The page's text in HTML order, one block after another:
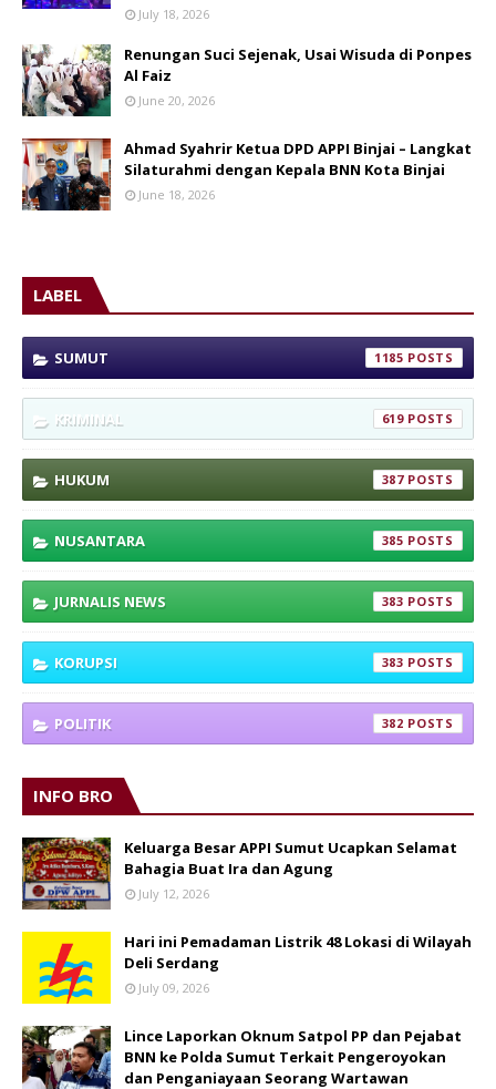
July 18, 2026
Renungan Suci Sejenak, Usai Wisuda di Ponpes
Al Faiz
June 20, 2026
Ahmad Syahrir Ketua DPD APPI Binjai – Langkat
Silaturahmi dengan Kepala BNN Kota Binjai
June 18, 2026
LABEL
SUMUT 1185
KRIMINAL 619
HUKUM 387
NUSANTARA 385
JURNALIS NEWS 383
KORUPSI 383
POLITIK 382
INFO BRO
Keluarga Besar APPI Sumut Ucapkan Selamat
Bahagia Buat Ira dan Agung
July 12, 2026
Hari ini Pemadaman Listrik 48 Lokasi di Wilayah
Deli Serdang
July 09, 2026
Lince Laporkan Oknum Satpol PP dan Pejabat
BNN ke Polda Sumut Terkait Pengeroyokan
dan Penganiayaan Seorang Wartawan